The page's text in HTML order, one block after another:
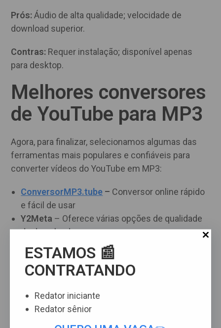
Prós:Áudio de alta qualidade; velocidade de
download superior.
Contras: Requer instalação; disponível apenas
para desktop.
Melhores conversores
de YouTube para MP3
Agora, para finalizar, selecionamos algumas das
ferramentas mais populares e confiáveis para
converter vídeos do YouTube em MP3:
ConversorMP3.tube – Conversor online rápido
e fácil de usar
Y2Meta – Oferece várias opções de qualidade
de download
Flvto – Oferece versões online e de software
YT5s– Funciona em vários dispositivos sem
instalação
downloads de MP3 de alta qualidade
Recursos a serem procurados
ESTAMOS 📰
CONTRATANDO
Redator iniciante
Redator sênior